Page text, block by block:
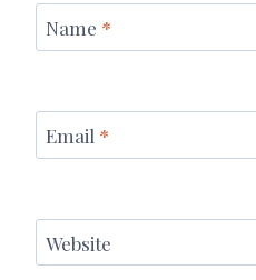
Name *
Email *
Website